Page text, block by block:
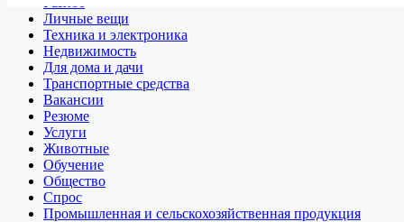
Личные вещи
Техника и электроника
Недвижимость
Для дома и дачи
Транспортные средства
Вакансии
Резюме
Услуги
Животные
Обучение
Общество
Спрос
Промышленная и сельскохозяйственная продукция